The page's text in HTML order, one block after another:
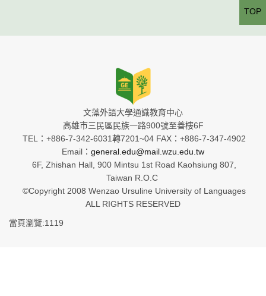
文藻外語大學通識教育中心
高雄市三民區民族一路900號至善樓6F
TEL：+886-7-342-6031轉7201~04 FAX：+886-7-347-4902
Email： general.edu@mail.wzu.edu.tw
6F, Zhishan Hall, 900 Mintsu 1st Road Kaohsiung 807,
Taiwan R.O.C
©Copyright 2008 Wenzao Ursuline University of Languages
ALL RIGHTS RESERVED
當頁瀏覽:1119
TOP